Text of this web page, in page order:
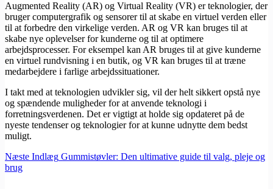
Augmented Reality (AR) og Virtual Reality (VR) er teknologier, der
bruger computergrafik og sensorer til at skabe en virtuel verden eller
til at forbedre den virkelige verden. AR og VR kan bruges til at
skabe nye oplevelser for kunderne og til at optimere
arbejdsprocesser. For eksempel kan AR bruges til at give kunderne
en virtuel rundvisning i en butik, og VR kan bruges til at træne
medarbejdere i farlige arbejdssituationer.
I takt med at teknologien udvikler sig, vil der helt sikkert opstå nye
og spændende muligheder for at anvende teknologi i
forretningsverdenen. Det er vigtigt at holde sig opdateret på de
nyeste tendenser og teknologier for at kunne udnytte dem bedst
muligt.
Næste Indlæg Gummistøvler: Den ultimative guide til valg, pleje og
brug